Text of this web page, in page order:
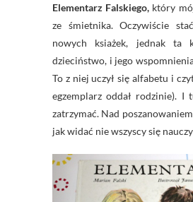
Elementarz Falskiego, który
ze śmietnika. Oczywiście
nowych ksiażek, jednak ta
dzieciństwo, i jego
To z niej uczył się alfabetu i
egzemplarz oddał rodzinie). I
zatrzymać. Nad
jak widać nie wszyscy się